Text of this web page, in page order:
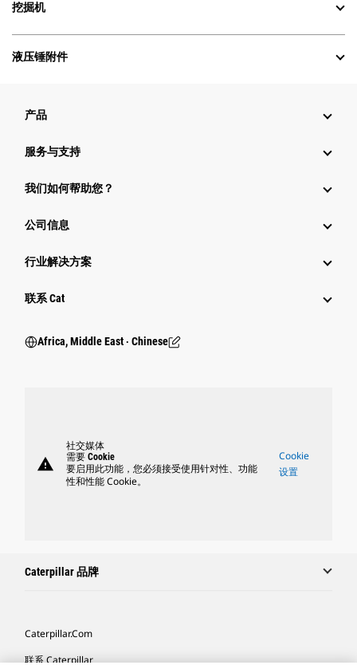
挖掘机
液压锤附件
产品
服务与支持
我们如何帮助您？
公司信息
行业解决方案
行业
联系 Cat
Africa, Middle East ‧ Chinese
warning
社交媒体
需要 Cookie
要启用此功能，您必须接受使用针对性、功能
性和性能 Cookie。
Cookie
设置
Caterpillar 品牌
Caterpillar.com
联系 Caterpillar